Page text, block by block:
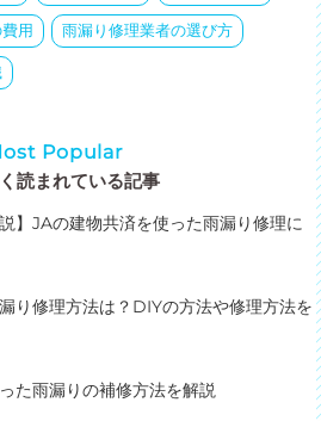
用 雨漏り修理業者の選び方
読まれている記事
Popular
説】JAの建物共済を使った雨漏り修理に
り修理方法は？DIYの方法や修理方法を
た雨漏りの補修方法を解説